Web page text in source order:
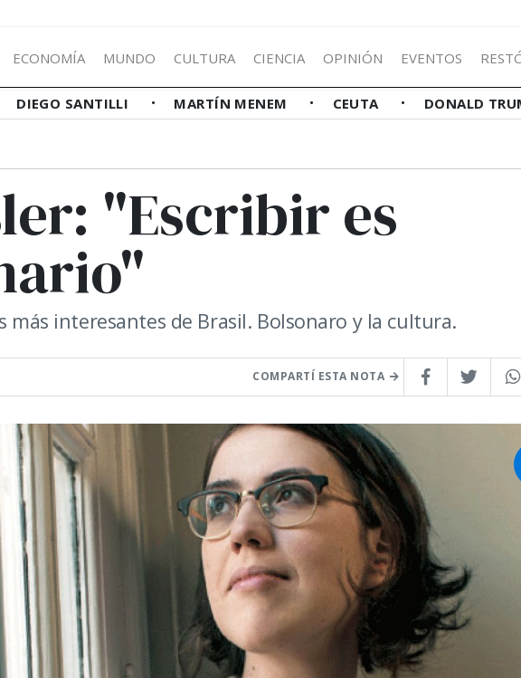
ECONOMÍA MUNDO CULTURA CIENCIA OPINIÓN EVENTOS
DIEGO SANTILLI MARTÍN MENEM CEUTA DONALD
"Escribir es
más interesantes de Brasil. Bolsonaro y la cultura.
COMPARTÍ ESTA NOTA